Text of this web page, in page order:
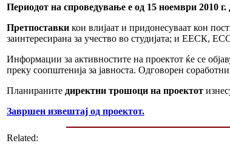
Периодот на спроведување е од 15 ноември 2010 г.
Претпоставки кои влијаат и придонесуваат кон
заинтересирана за учество во студијата; и ЕЕСК,
Информации за активностите на проектот ќе се
преку соопштенија за јавноста. Одговорен
Планираните директни трошоци на проектот
Завршен извештај од проектот.
Related: